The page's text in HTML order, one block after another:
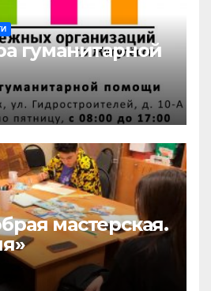
гуманитарной
мастерская.